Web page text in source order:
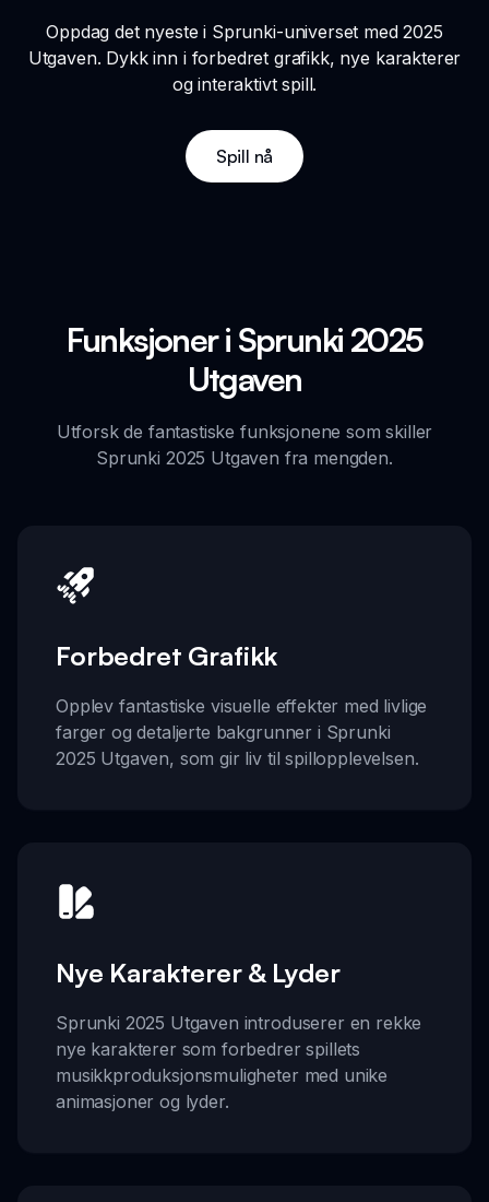
Oppdag det nyeste i Sprunki-universet med 2025
Utgaven. Dykk inn i forbedret grafikk, nye karakterer
og interaktivt spill.
Spill nå
Funksjoner i Sprunki 2025
Utgaven
Utforsk de fantastiske funksjonene som skiller
Sprunki 2025 Utgaven fra mengden.
Forbedret Grafikk
Opplev fantastiske visuelle effekter med livlige
farger og detaljerte bakgrunner i Sprunki
2025 Utgaven, som gir liv til spillopplevelsen.
Nye Karakterer & Lyder
Sprunki 2025 Utgaven introduserer en rekke
nye karakterer som forbedrer spillets
musikkproduksjonsmuligheter med unike
animasjoner og lyder.